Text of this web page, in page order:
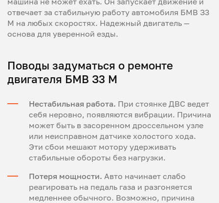
отвечает за стабильную работу автомобиля БМВ З3
М на любых скоростях. Надежный двигатель —
основа для уверенной езды.
Поводы задуматься о ремонте
двигателя БМВ З3 М
Нестабильная работа. При стоянке ДВС ведет
себя неровно, появляются вибрации. Причина
может быть в засоренном дроссельном узле
или неисправном датчике холостого хода.
Эти сбои мешают мотору удерживать
стабильные обороты без нагрузки.
Потеря мощности. Авто начинает слабо
реагировать на педаль газа и разгоняется
медленнее обычного. Возможно, причина